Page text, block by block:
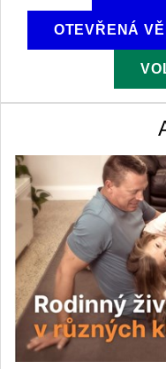
OTEVŘENÁ